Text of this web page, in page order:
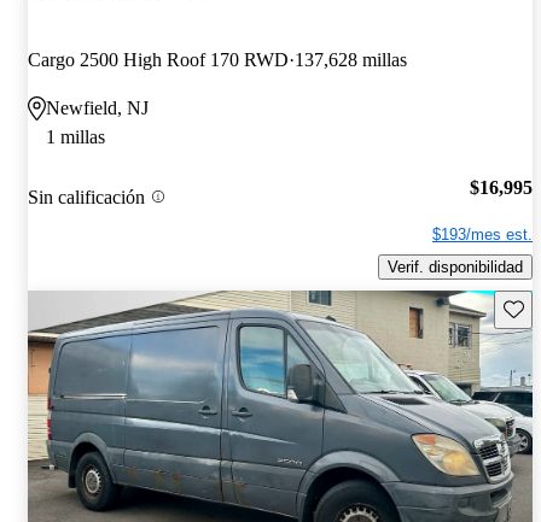
Cargo 2500 High Roof 170 RWD 137,628 millas
Newfield, NJ
1 millas
Sin calificación $16,995
$193/mes est.
Verif. disponibilidad